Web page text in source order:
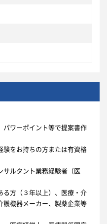
ワーポイント等で提案書作
をお持ちの方または有資格
サルタント業務経験者（医
る方（３年以上）、医療・介
護機器メーカー、製薬企業等